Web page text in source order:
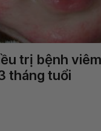
trị bệnh
tháng tuổi